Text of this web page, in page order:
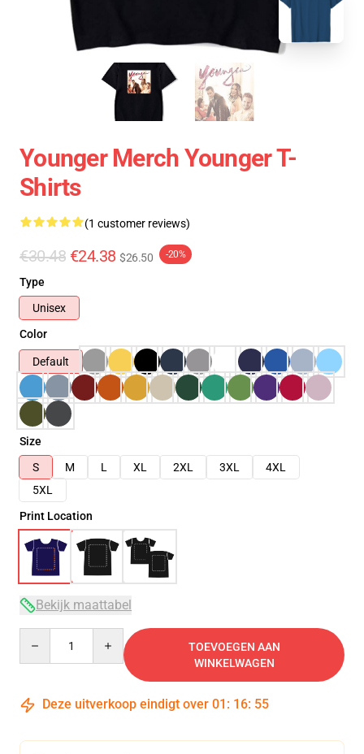
Younger Merch Younger T-
Shirts
(1 customer reviews)
€30.48 €24.38 $26.50 -20%
Type
Unisex
Color
Default
Size
S
M L XL 2XL 3XL
4XL
5XL
Print Location
Bekijk maattabel
TOEVOEGEN AAN
WINKELWAGEN
Deze uitverkoop eindigt over 01 : 16: 54